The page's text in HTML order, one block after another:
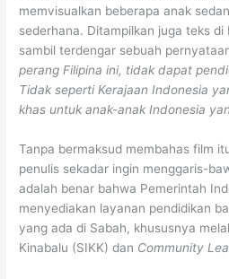
memvisualkan beberapa anak
sederhana. Ditampilkan juga teks di
sambil terdengar sebuah
perang Filipina ini, tidak dapat
Tidak seperti Kerajaan Indonesia
khas untuk anak-anak Indonesia
Tanpa bermaksud membahas film
penulis sekadar ingin menggaris-
adalah benar bahwa Pemerintah
menyediakan layanan pendidikan
yang ada di Sabah, khususnya
Kinabalu (SIKK) dan Community